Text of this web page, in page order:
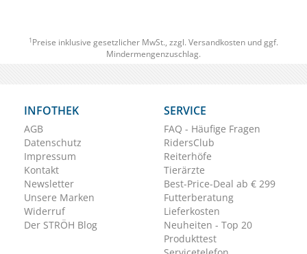
1 Preise inklusive gesetzlicher MwSt., zzgl. Versandkosten und ggf.
Mindermengenzuschlag.
INFOTHEK
AGB
Datenschutz
Impressum
Kontakt
Newsletter
Unsere Marken
Widerruf
Der STRÖH Blog
SERVICE
FAQ - Häufige Fragen
RidersClub
Reiterhöfe
Tierärzte
Best-Price-Deal ab € 299
Futterberatung
Lieferkosten
Neuheiten - Top 20
Produkttest